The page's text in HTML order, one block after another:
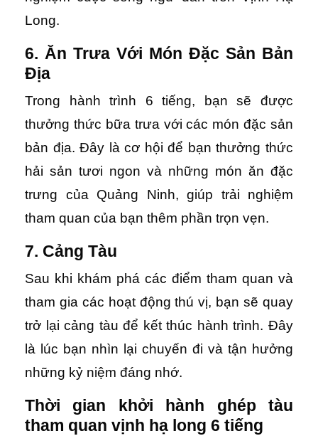
Long.
6. Ăn Trưa Với Món Đặc Sản Bản
Địa
Trong hành trình 6 tiếng, bạn sẽ được
thưởng thức bữa trưa với các món đặc sản
bản địa. Đây là cơ hội để bạn thưởng thức
hải sản tươi ngon và những món ăn đặc
trưng của Quảng Ninh, giúp trải nghiệm
tham quan của bạn thêm phần trọn vẹn.
7. Cảng Tàu
Sau khi khám phá các điểm tham quan và
tham gia các hoạt động thú vị, bạn sẽ quay
trở lại cảng tàu để kết thúc hành trình. Đây
là lúc bạn nhìn lại chuyến đi và tận hưởng
những kỷ niệm đáng nhớ.
Thời gian khởi hành ghép tàu
tham quan vịnh hạ long 6 tiếng